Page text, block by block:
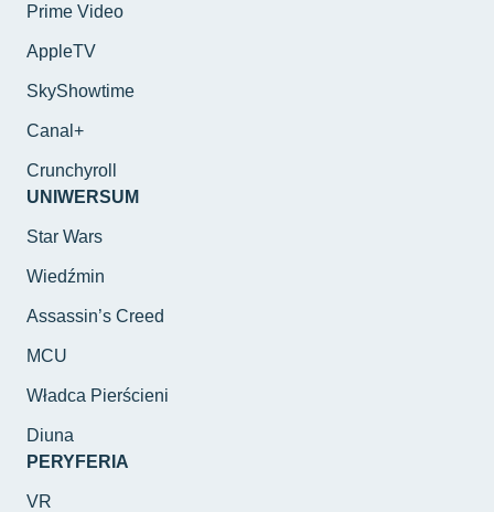
Prime Video
AppleTV
SkyShowtime
Canal+
Crunchyroll
UNIWERSUM
Star Wars
Wiedźmin
Assassin’s Creed
MCU
Władca Pierścieni
Diuna
PERYFERIA
VR